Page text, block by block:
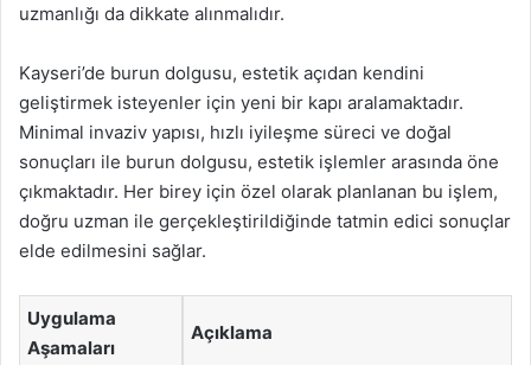
uzmanlığı da dikkate alınmalıdır.
Kayseri’de burun dolgusu, estetik açıdan kendini
geliştirmek isteyenler için yeni bir kapı aralamaktadır.
Minimal invaziv yapısı, hızlı iyileşme süreci ve doğal
sonuçları ile burun dolgusu, estetik işlemler arasında öne
çıkmaktadır. Her birey için özel olarak planlanan bu işlem,
doğru uzman ile gerçekleştirildiğinde tatmin edici sonuçlar
elde edilmesini sağlar.
Uygulama
Aşamaları
Açıklama